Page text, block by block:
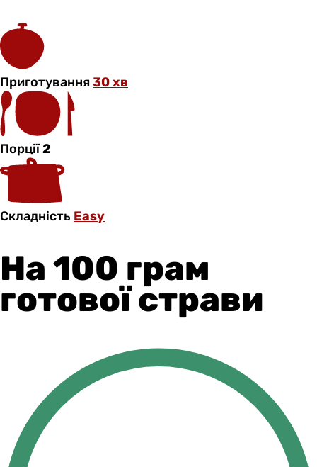
Приготування30 хв
Порції2
Складність Easy
На 100 грам
готової страви